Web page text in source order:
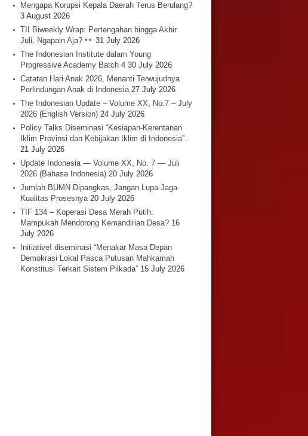
Mengapa Korupsi Kepala Daerah Terus Berulang?
3 August 2026
TII Biweekly Wrap: Pertengahan hingga Akhir
Juli, Ngapain Aja?
31 July 2026
The Indonesian Institute dalam Young
Progressive Academy Batch 4 30 July 2026
Catatan Hari Anak 2026, Menanti Terwujudnya
Perlindungan Anak di Indonesia 27 July 2026
The Indonesian Update – Volume XX, No.7 – July
2026 (English Version) 24 July 2026
Policy Talks Diseminasi “Kesiapan-Kerentanan
Iklim Provinsi dan Kebijakan Iklim di Indonesia”.
21 July 2026
Update Indonesia — Volume XX, No. 7 — Juli
2026 (Bahasa Indonesia) 20 July 2026
Jumlah BUMN Dipangkas, Jangan Lupa Jaga
Kualitas Prosesnya 20 July 2026
TIF 134 – Koperasi Desa Merah Putih:
Mampukah Mendorong Kemandirian Desa? 16
July 2026
Initiative! diseminasi “Menakar Masa Depan
Demokrasi Lokal Pasca Putusan Mahkamah
Konstitusi Terkait Sistem Pilkada” 15 July 2026